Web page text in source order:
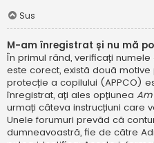
Sus
M-am înregistrat și nu mă
În primul rând, verificați
este corect, există două
protecție a copilului (APPCO)
înregistrat, ați ales opțiunea Am
urmați câteva instrucțiuni care
Unele forumuri prevăd că
dumneavoastră, fie de către